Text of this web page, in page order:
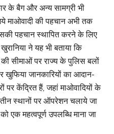
के बैग और अन्य सामग्री भी
माओवादी की पहचान अभी तक
पहचान स्थापित करने के लिए
ने यह भी बताया कि
सीमाओं पर राज्य के पुलिस बलों
खुफिया जानकारियों का आदान-
पर केंद्रित हैं, जहां माओवादियों के
स्थानों पर ऑपरेशन चलाये जा
एक महत्वपूर्ण उपलब्धि माना जा